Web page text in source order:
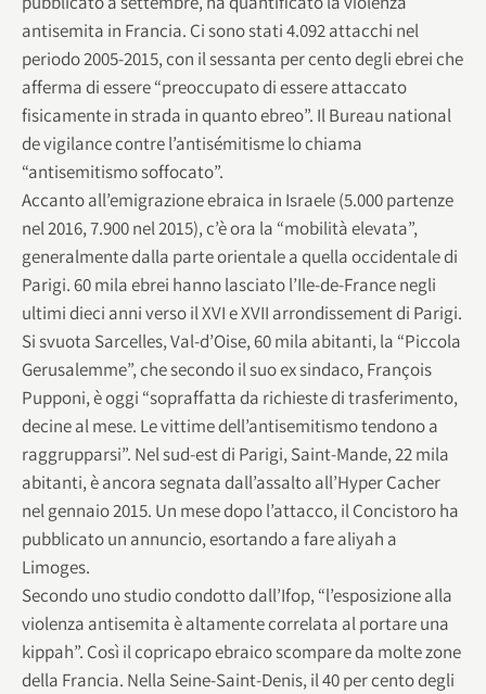
antisemita in Francia. Ci sono stati 4.092 attacchi nel
periodo 2005-2015, con il sessanta per cento degli ebrei che
afferma di essere “preoccupato di essere attaccato
fisicamente in strada in quanto ebreo”. Il Bureau national
de vigilance contre l’antisémitisme lo chiama
“antisemitismo soffocato”.
Accanto all’emigrazione ebraica in Israele (5.000 partenze
nel 2016, 7.900 nel 2015), c’è ora la “mobilità elevata”,
generalmente dalla parte orientale a quella occidentale di
Parigi. 60 mila ebrei hanno lasciato l’Ile-de-France negli
ultimi dieci anni verso il XVI e XVII arrondissement di Parigi.
Si svuota Sarcelles, Val-d’Oise, 60 mila abitanti, la “Piccola
Gerusalemme”, che secondo il suo ex sindaco, François
Pupponi, è oggi “sopraffatta da richieste di trasferimento,
decine al mese. Le vittime dell’antisemitismo tendono a
raggrupparsi”. Nel sud-est di Parigi, Saint-Mande, 22 mila
abitanti, è ancora segnata dall’assalto all’Hyper Cacher
nel gennaio 2015. Un mese dopo l’attacco, il Concistoro ha
pubblicato un annuncio, esortando a fare aliyah a
Limoges.
Secondo uno studio condotto dall’Ifop, “l’esposizione alla
violenza antisemita è altamente correlata al portare una
kippah”. Così il copricapo ebraico scompare da molte zone
della Francia. Nella Seine-Saint-Denis, il 40 per cento degli